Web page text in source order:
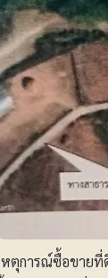
หตุการณ์ซื้อขาย